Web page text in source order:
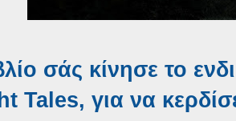
σάς κίνησε το
Tales, για να